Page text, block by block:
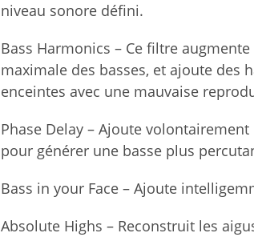
niveau sonore défini.
Bass Harmonics – Ce filtre
maximale des basses, et ajoute des
enceintes avec une mauvaise
Phase Delay – Ajoute
pour générer une basse plus
Bass in your Face – Ajoute
Absolute Highs – Reconstruit les